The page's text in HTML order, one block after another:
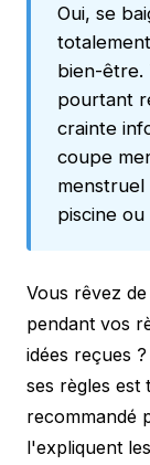
Oui, se
bien-être.
pourtant
crainte
coupe
piscine ou
Vous rêvez
pendant vos
idées reçues
ses règles est
recommandé
l'expliquent les